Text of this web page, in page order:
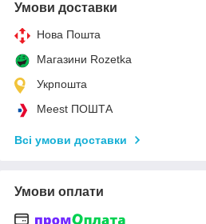
Умови доставки
Нова Пошта
Магазини Rozetka
Укрпошта
Meest ПОШТА
Всі умови доставки
Умови оплати